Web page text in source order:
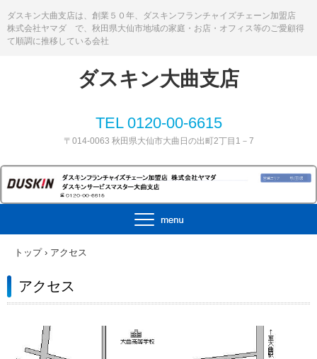
ダスキン大曲支店
ダスキン大曲支店は、創業５０年、ダスキンフランチャイズチェーン加盟店
株式会社ヤマダ で、秋田県大仙市地域の家庭・お店・オフィス等のご愛顧得
て順調に推移している会社
TEL 0120-00-6615
〒014-0063 秋田県大仙市大曲日の出町2丁目1－7
トップ › アクセス
アクセス